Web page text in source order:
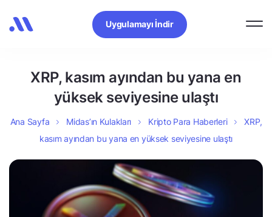
Uygulamayı İndir
XRP, kasım ayından bu yana en
yüksek seviyesine ulaştı
Ana Sayfa Midas’ın Kulakları Kripto Para Haberleri
XRP,
kasım ayından bu yana en yüksek seviyesine ulaştı